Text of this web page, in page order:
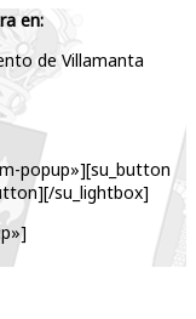
en:
de Villamanta
popup»][su_button
su_lightbox]